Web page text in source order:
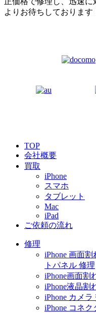
よりお待ちしております
TOP
会社概要
買取
iPhone
スマホ
タブレット
Mac
iPad
ご依頼の流れ
修理
iPhone 画面
トパネル 修理
iPhone画面
iPhone液晶割
iPhone カメラ
iPhone コネク